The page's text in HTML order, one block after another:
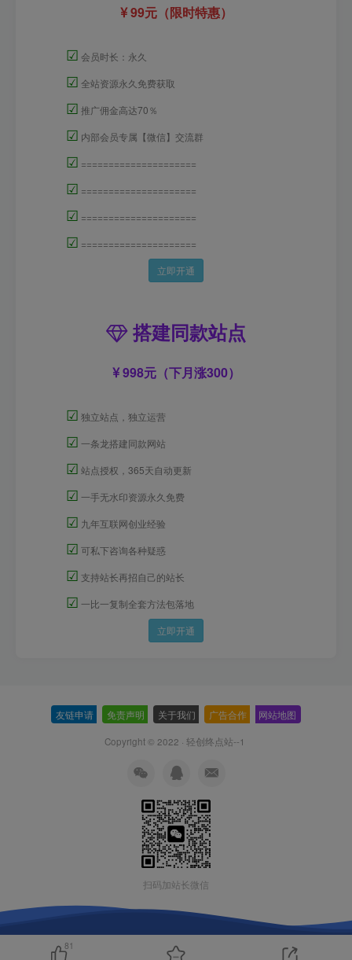
99元（限时特惠）
☑ 会员时长：永久
☑ 全站资源永久免费获取
☑ 推广佣金高达70％
☑ 内部会员专属【微信】交流群
☑ =====================
☑ =====================
☑ =====================
☑ =====================
立即开通
搭建同款站点
998元（下月涨300）
☑ 独立站点，独立运营
☑ 一条龙搭建同款网站
☑ 站点授权，365天自动更新
☑ 一手无水印资源永久免费
☑ 九年互联网创业经验
☑ 可私下咨询各种疑惑
☑ 支持站长再招自己的站长
☑ 一比一复制全套方法包落地
立即开通
友链申请 免责声明 关于我们 广告合作 网站地图
Copyright © 2022 · 轻创终点站--1
扫码加站长微信
81